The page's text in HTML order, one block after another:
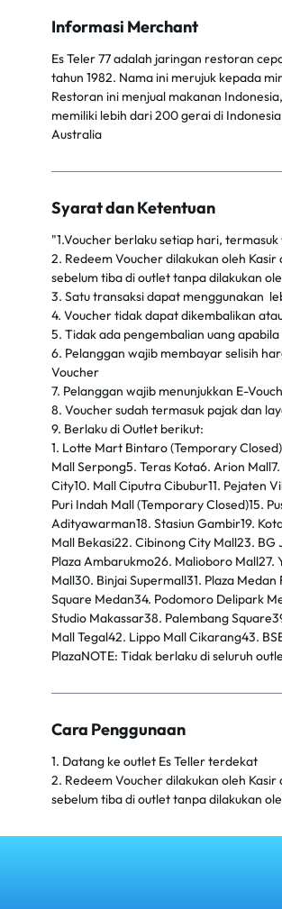
Informasi Merchant
Es Teler 77 adalah jaringan restoran
tahun 1982. Nama ini merujuk kepada
Restoran ini menjual makanan
memiliki lebih dari 200 gerai di
Australia
Syarat dan Ketentuan
"1.Voucher berlaku setiap hari,
2. Redeem Voucher dilakukan oleh
sebelum tiba di outlet tanpa dilakukan
3. Satu transaksi dapat menggunakan
4. Voucher tidak dapat dikembalikan
5. Tidak ada pengembalian uang
6. Pelanggan wajib membayar selisih
Voucher
7. Pelanggan wajib menunjukkan E-
8. Voucher sudah termasuk pajak dan
9. Berlaku di Outlet berikut:
1. Lotte Mart Bintaro (Temporary
Mall Serpong5. Teras Kota6. Arion
City10. Mall Ciputra Cibubur11. Pejaten
Puri Indah Mall (Temporary Closed)15.
Adityawarman18. Stasiun Gambir19.
Mall Bekasi22. Cibinong City Mall23.
Plaza Ambarukmo26. Malioboro Mall27.
Mall30. Binjai Supermall31. Plaza
Square Medan34. Podomoro Delipark
Studio Makassar38. Palembang
Mall Tegal42. Lippo Mall Cikarang43.
PlazaNOTE: Tidak berlaku di seluruh
Cara Penggunaan
1. Datang ke outlet Es Teller terdekat
2. Redeem Voucher dilakukan oleh
sebelum tiba di outlet tanpa dilakukan